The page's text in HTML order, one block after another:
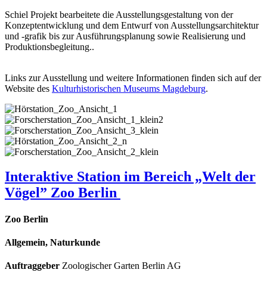
Schiel Projekt bearbeitete die Ausstellungsgestaltung von der
Konzeptentwicklung und dem Entwurf von Ausstellungsarchitektur
und -grafik bis zur Ausführungsplanung sowie Realisierung und
Produktionsbegleitung..
Links zur Ausstellung und weitere Informationen finden sich auf der
Website des Kulturhistorischen Museums Magdeburg.
Interaktive Station im Bereich „Welt der
Vögel” Zoo Berlin
Zoo Berlin
Allgemein, Naturkunde
Auftraggeber Zoologischer Garten Berlin AG